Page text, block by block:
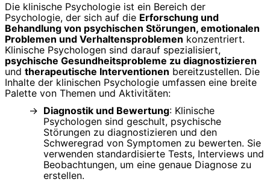
Die klinische Psychologie ist ein Bereich der
Psychologie, der sich auf die Erforschung und
Behandlung von psychischen Störungen, emotionalen
Problemen und Verhaltensproblemen konzentriert.
Klinische Psychologen sind darauf spezialisiert,
psychische Gesundheitsprobleme zu diagnostizieren
und therapeutische Interventionen bereitzustellen. Die
Inhalte der klinischen Psychologie umfassen eine breite
Palette von Themen und Aktivitäten:
Diagnostik und Bewertung: Klinische
Psychologen sind geschult, psychische
Störungen zu diagnostizieren und den
Schweregrad von Symptomen zu bewerten. Sie
verwenden standardisierte Tests, Interviews und
Beobachtungen, um eine genaue Diagnose zu
erstellen.